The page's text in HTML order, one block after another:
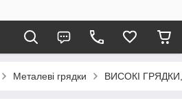
Металеві грядки ВИСОКІ